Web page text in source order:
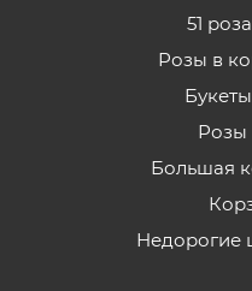
51
Розы в
Розы
Большая
Недорогие